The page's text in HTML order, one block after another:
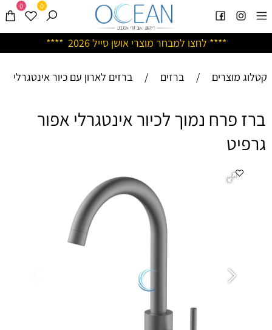
**** לחצו למבחר מוצרי אושן סייל 2026 ****
0 0
קטלוג מוצרים / ברזים / ברזים לארון עם כיור אינטגרלי
ברז פרח נמוך לכיור אינטגרלי אפור
גרפיט